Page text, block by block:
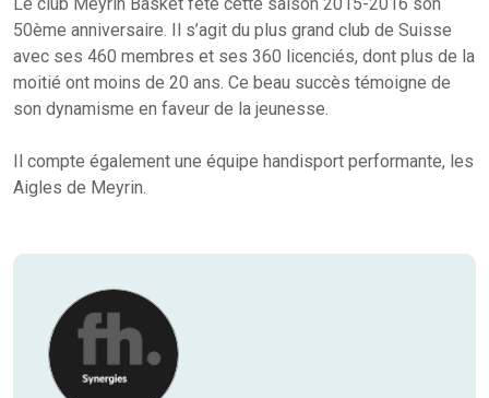
50ème anniversaire. Il s’agit du plus grand club de Suisse
avec ses 460 membres et ses 360 licenciés, dont plus de la
moitié ont moins de 20 ans. Ce beau succès témoigne de
son dynamisme en faveur de la jeunesse.
Il compte également une équipe handisport performante, les
Aigles de Meyrin.